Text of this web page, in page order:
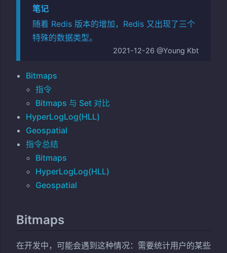
笔记
随着 Redis 版本的增加，Redis 又出现了三个
特殊的数据类型。
2021-12-26 @Young Kbt
Bitmaps
指令
Bitmaps 与 Set 对比
HyperLogLog(HLL)
Geospatial
指令总结
Bitmaps
HyperLogLog(HLL)
Geospatial
Bitmaps
在开发中，可能会遇到这种情况：需要统计用户的某些